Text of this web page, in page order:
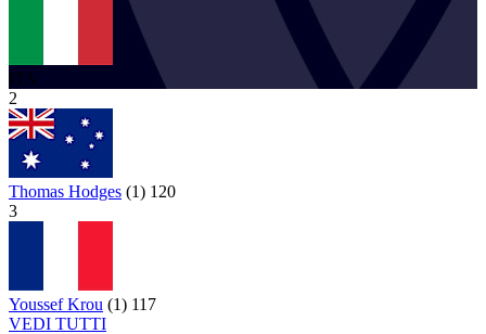
ITA
2
Thomas Hodges (1) 120
3
Youssef Krou (1) 117
VEDI TUTTI